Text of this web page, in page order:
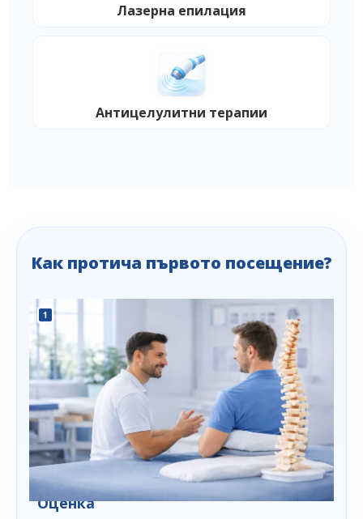
Лазерна епилация
Антицелулитни терапии
Как протича първото посещение?
1
Оценка